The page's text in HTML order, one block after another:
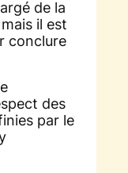
de la
il est
conclure
des
par le